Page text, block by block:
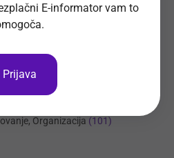
(194)
(146)
Organizacija (101)
E-informator vam to
Prijava